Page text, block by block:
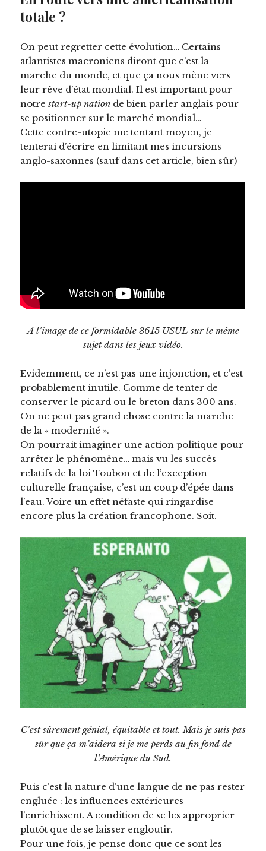
totale ?
On peut regretter cette évolution… Certains
atlantistes macroniens diront que c’est la
marche du monde, et que ça nous mène vers
leur rêve d’état mondial. Il est important pour
notrestart-up nation de bien parler anglais pour
se positionner sur le marché mondial…
Cette contre-utopie me tentant moyen, je
tenterai d’écrire en limitant mes incursions
anglo-saxonnes (sauf dans cet article, bien sûr)
A l’image de ce formidable 3615 USUL sur le même
sujet dans les jeux vidéo.
Evidemment, ce n’est pas une injonction, et c’est
probablement inutile. Comme de tenter de
conserver le picard ou le breton dans 300 ans.
On ne peut pas grand chose contre la marche
de la « modernité ».
On pourrait imaginer une action politique pour
arrêter le phénomène… mais vu les succès
relatifs de la loi Toubon et de l’exception
culturelle française, c’est un coup d’épée dans
l’eau. Voire un effet néfaste qui ringardise
encore plus la création francophone. Soit.
C’est sûrement génial, équitable et tout. Mais je suis pas
sûr que ça m’aidera si je me perds au fin fond de
l’Amérique du Sud.
Puis c’est la nature d’une langue de ne pas rester
engluée : les influences extérieures
l’enrichissent. A condition de se les approprier
plutôt que de se laisser engloutir.
Pour une fois, je pense donc que ce sont les